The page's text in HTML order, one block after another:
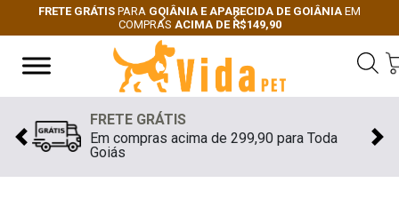
FRETE GRÁTIS PARA GOIÂNIA E APARECIDA DE GOIÂNIA EM
COMPRAS ACIMA DE R$149,90
Previous
Next
FRETE GRÁTIS
Em compras acima de 299,90 para Toda
Goiás
Previous